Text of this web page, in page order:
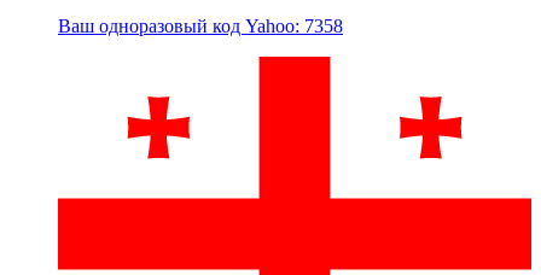
Ваш одноразовый код Yahoo: 7358